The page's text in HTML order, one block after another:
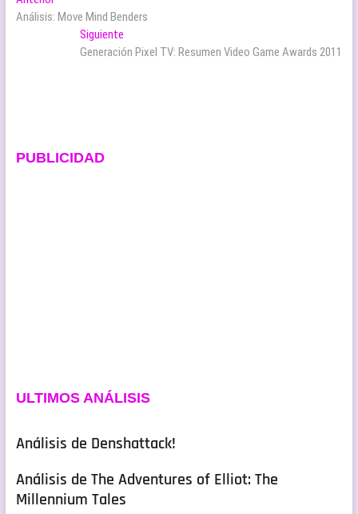
de
entradas
anterior:
Análisis: Move Mind Benders
Siguiente
siguiente:
Generación Pixel TV: Resumen Video Game Awards 2011
PUBLICIDAD
ULTIMOS ANÁLISIS
Análisis de Denshattack!
Análisis de The Adventures of Elliot: The
Millennium Tales